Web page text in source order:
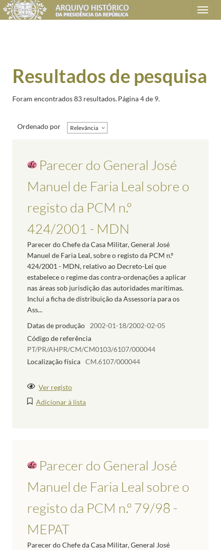
Toggle
navigation
Resultados de pesquisa
Foram encontrados 83 resultados.Página 4 de 9.
Ordenado por Relevância
Parecer do General José
Manuel de Faria Leal sobre o
registo da PCM n.º
424/2001 - MDN
Parecer do Chefe da Casa Militar, General José
Manuel de Faria Leal, sobre o registo da PCM n.º
424/2001 - MDN, relativo ao Decreto-Lei que
estabelece o regime das contra-ordenações a aplicar
nas áreas sob jurisdição das autoridades marítimas.
Inclui a ficha de distribuição da Assessoria para os
Ass...
Datas de produção
2002-01-18/2002-02-05
Código de referência
PT/PR/AHPR/CM/CM0103/6107/000044
Localização física CM.6107/000044
Ver registo
Adicionar à lista
Parecer do General José
Manuel de Faria Leal sobre o
registo da PCM n.º 79/98 -
MEPAT
Parecer do Chefe da Casa Militar, General José